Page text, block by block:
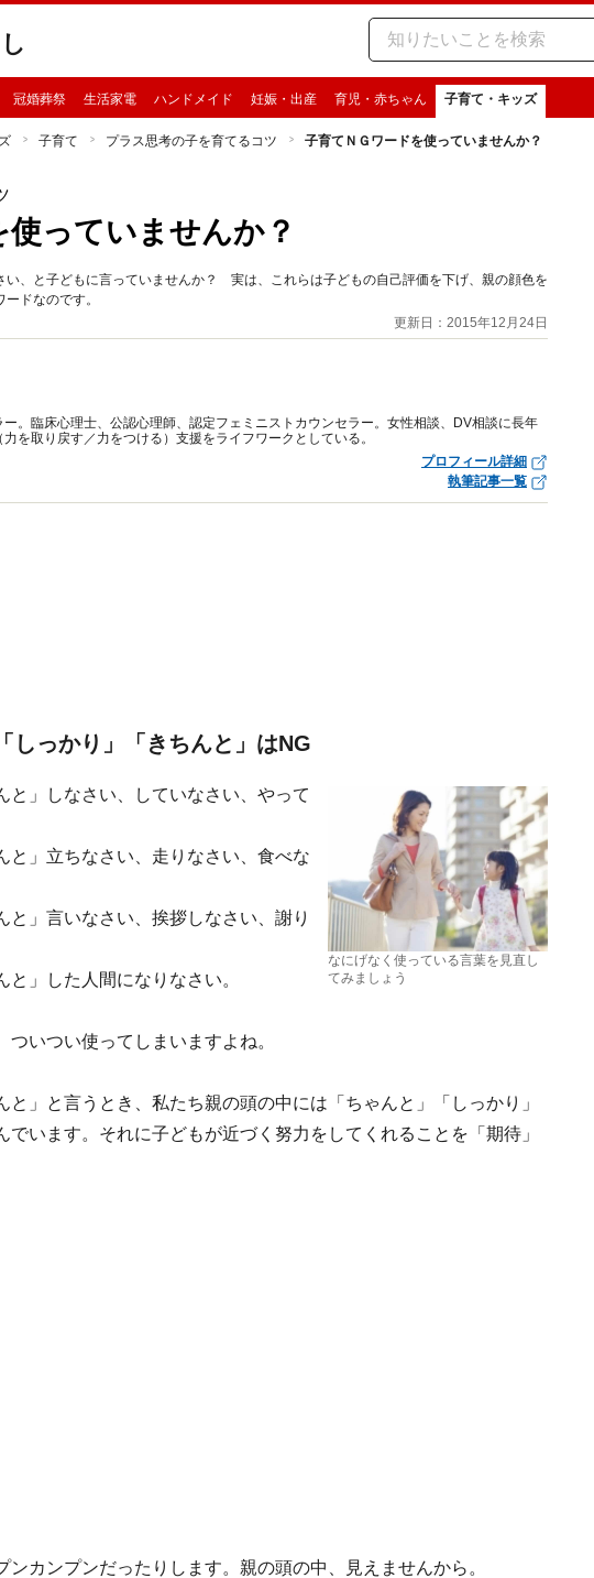
冠婚葬祭 生活家電 ハンドメイド 妊娠・出産 育児・赤ちゃん 子育て・キッズ
子育て プラス思考の子を育てるコツ 子育てＮＧワードを使っていませんか？
っていませんか？
い、と子どもに言っていませんか？ 実は、これらは子どもの自己評価を下げ、親の顔色を
ドなのです。
更新日：2015年12月24日
。臨床心理士、公認心理師、認定フェミニストカウンセラー。女性相談、DV相談に長年
を取り戻す／力をつける）支援をライフワークとしている。
プロフィール詳細
執筆記事一覧
しっかり」「きちんと」はNG
なにげなく使っている言葉を見直し
てみましょう
と」しなさい、していなさい、やって
と」立ちなさい、走りなさい、食べな
と」言いなさい、挨拶しなさい、謝り
と」した人間になりなさい。
いつい使ってしまいますよね。
と」と言うとき、私たち親の頭の中には「ちゃんと」「しっかり」
でいます。それに子どもが近づく努力をしてくれることを「期待」
ンカンプンだったりします。親の頭の中、見えませんから。